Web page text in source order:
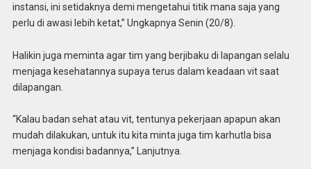
instansi, ini setidaknya demi mengetahui titik mana saja yang
perlu di awasi lebih ketat,” Ungkapnya Senin (20/8).
Halikin juga meminta agar tim yang berjibaku di lapangan selalu
menjaga kesehatannya supaya terus dalam keadaan vit saat
dilapangan.
“Kalau badan sehat atau vit, tentunya pekerjaan apapun akan
mudah dilakukan, untuk itu kita minta juga tim karhutla bisa
menjaga kondisi badannya,” Lanjutnya.